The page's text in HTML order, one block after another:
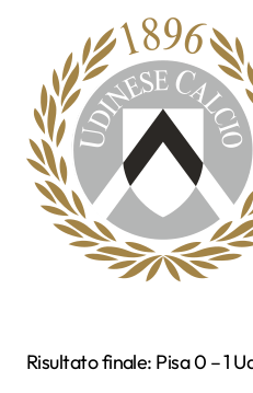
Risultato finale: Pisa 0 – 1